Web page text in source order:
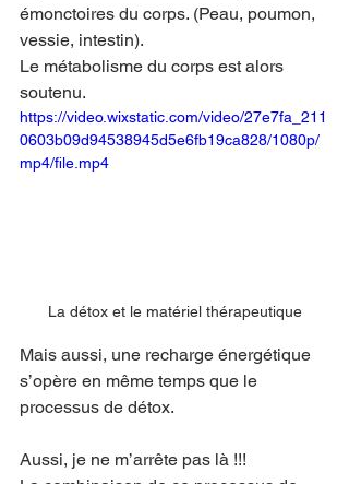
émonctoires du corps. (Peau, poumon,
vessie, intestin).
Le métabolisme du corps est alors
soutenu.
https://video.wixstatic.com/video/27e7fa_211
0603b09d94538945d5e6fb19ca828/1080p/
mp4/file.mp4
La détox et le matériel thérapeutique
Mais aussi, une recharge énergétique
s’opère en même temps que le
processus de détox.
Aussi, je ne m’arrête pas là !!!